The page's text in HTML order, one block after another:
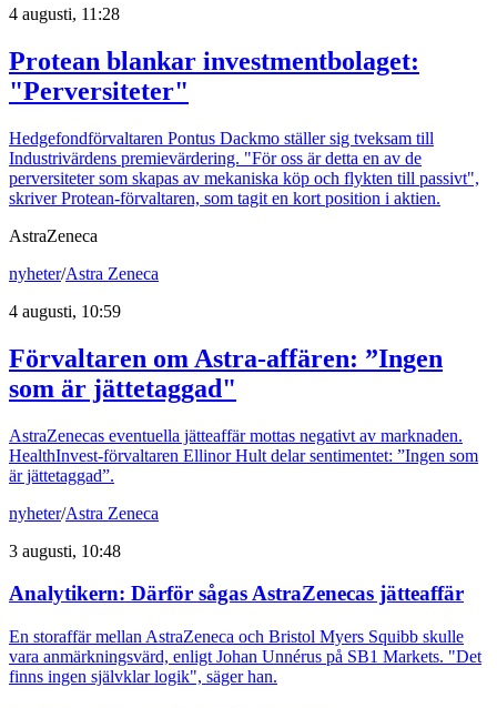
4 augusti, 11:28
Protean blankar investmentbolaget:
"Perversiteter"
Hedgefondförvaltaren Pontus Dackmo ställer sig tveksam till
Industrivärdens premievärdering. "För oss är detta en av de
perversiteter som skapas av mekaniska köp och flykten till passivt",
skriver Protean-förvaltaren, som tagit en kort position i aktien.
AstraZeneca
nyheter/Astra Zeneca
4 augusti, 10:59
Förvaltaren om Astra-affären: ”Ingen
som är jättetaggad"
AstraZenecas eventuella jätteaffär mottas negativt av marknaden.
HealthInvest-förvaltaren Ellinor Hult delar sentimentet: ”Ingen som
är jättetaggad”.
nyheter/Astra Zeneca
3 augusti, 10:48
Analytikern: Därför sågas AstraZenecas jätteaffär
En storaffär mellan AstraZeneca och Bristol Myers Squibb skulle
vara anmärkningsvärd, enligt Johan Unnérus på SB1 Markets. "Det
finns ingen självklar logik", säger han.